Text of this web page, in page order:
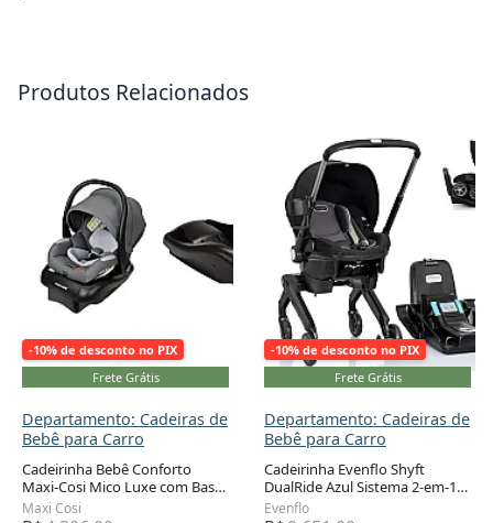
Produtos Relacionados
-10% de desconto no PIX
Frete Grátis
Departamento: Cadeiras de
Bebê para Carro
Cadeirinha Bebê Conforto
Maxi-Cosi Mico Luxe com Base
Bege Voltada para Trás 1,8 a
Maxi Cosi
-10% de desconto no PIX
Frete Grátis
Departamento: Cadeiras de
Bebê para Carro
Cadeirinha Evenflo Shyft
DualRide Azul Sistema 2-em-1
com Carrinho Integrado 1,4 a
Evenflo
Adicionar ao carrinho Adicionar ao carrinho